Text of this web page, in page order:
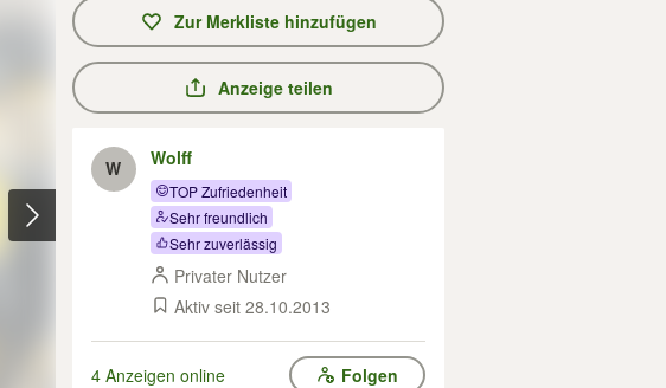
Zur Merkliste hinzufügen
Anzeige teilen
W Wolff
TOP Zufriedenheit
Sehr freundlich
Sehr zuverlässig
Privater Nutzer
Aktiv seit 28.10.2013
4 Anzeigen online Folgen